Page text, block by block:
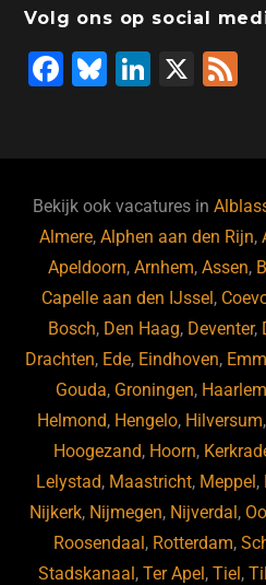
Volg ons op social
F
b
o
o
k
Bl
ky
Li
dI
n
X
Bekijk ook vacatures in
Almere,Alphen aan den Rijn,
Apeldoorn,Arnhem,Assen,
Capelle aan den IJssel ,
Bosch, Den Haag, Deventer,
Drachten, Ede, Eindhoven,
Gouda, Groningen, Haarlem
Helmond, Hengelo, Hilversum,
Hoogezand, Hoorn,
Lelystad, Maastricht, Meppel ,
Nijkerk, Nijmegen, Nijverdal ,
Roosendaal , Rotterdam,
Stadskanaal ,Ter Apel ,Tiel ,